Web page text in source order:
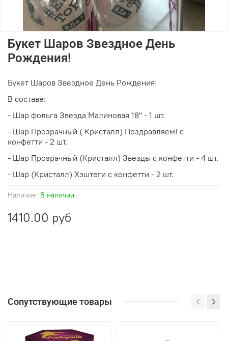
Наличие: В наличии
Букет Шаров Звездное День
Рождения!
1410.00 руб
Букет Шаров Звездное День Рождения!
В составе:
- Шар фольга Звезда Малиновая 18" - 1 шт.
- Шар Прозрачный ( Кристалл) Поздравляем! с
конфетти - 2 шт.
- Шар Прозрачный (Кристалл) Звезды с конфетти - 4 шт.
- Шар (Кристалл) Хэштеги с конфетти - 2 шт.
Сопутствующие товары